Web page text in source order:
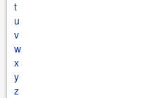
t
u
v
w
x
y
z